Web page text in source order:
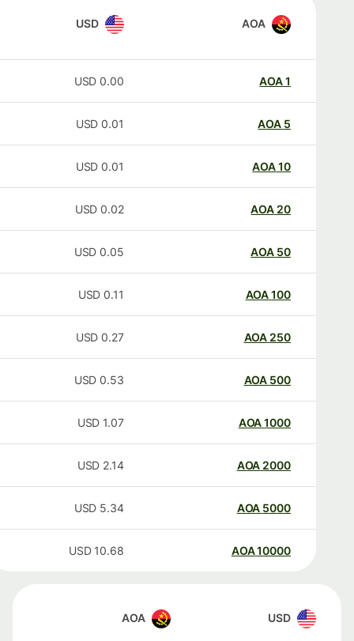
AOA
USD
AOA
0.00
USD
AOA
0.01
USD
AOA
0.01
USD
20
AOA
0.02
USD
50
AOA
0.05
USD
100
AOA
0.11
USD
250
AOA
0.27
USD
500
AOA
0.53
USD
1000
AOA
1.07
USD
2000
AOA
2.14
USD
5000
AOA
5.34
USD
10000
AOA
10.68
USD
USD
AOA